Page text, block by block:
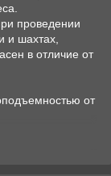
проведении
и шахтах,
в отличие от
от